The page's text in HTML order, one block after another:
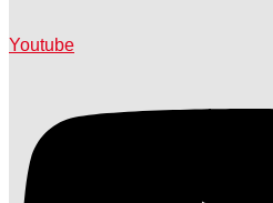
Youtube